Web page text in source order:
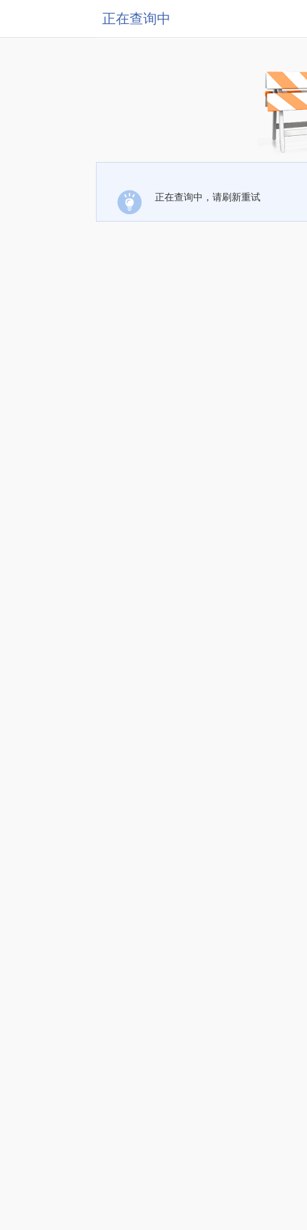
正在查询中
正在查询中，请刷新重试